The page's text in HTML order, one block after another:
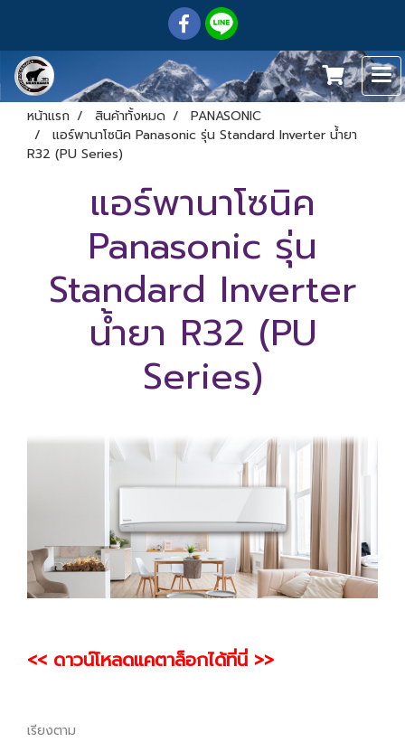
หน้าแรก สินค้าทั้งหมด
PANASONIC
แอร์พานาโซนิค Panasonic รุ่น Standard Inverter น้ำยา
R32 (PU Series)
แอร์พานาโซนิค
Panasonic รุ่น
Standard Inverter
น้ำยา R32 (PU
Series)
<< ดาวน์โหลดแคตาล็อกได้ที่นี่ >>
เรียงตาม